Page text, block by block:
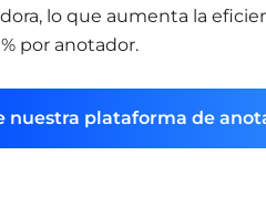
lo que aumenta la
por anotador.
nuestra plataforma de